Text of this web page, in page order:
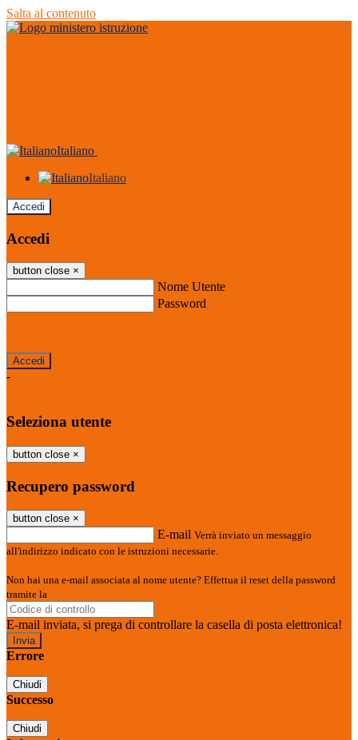
Salta al contenuto
Italiano
Italiano
Accedi
Accedi
button close ×
Nome Utente
Password
-
Seleziona utente
button close ×
Recupero password
button close ×
E-mail Verrà inviato un messaggio
all'indirizzo indicato con le istruzioni necessarie.
Non hai una e-mail associata al nome utente? Effettua il reset della password
tramite la
E-mail inviata, si prega di controllare la casella di posta elettronica!
Errore
Chiudi
Successo
Chiudi